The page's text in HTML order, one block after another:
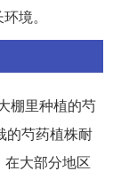
境。
棚里种植的芍
芍药植株耐
大部分地区